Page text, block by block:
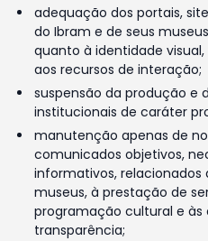
adequação dos portais,
do Ibram e de seus
quanto à identidade
aos recursos de interação;
suspensão da produção e
institucionais de caráter
manutenção apenas de
comunicados objetivos,
informativos,
museus, à prestação de
programação cultural e às
transparência;